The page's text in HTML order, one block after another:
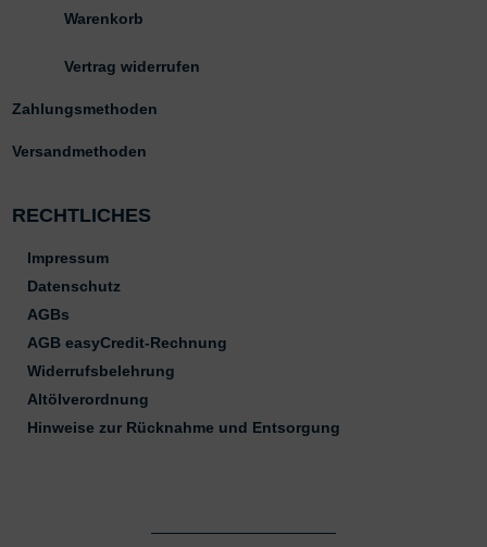
Warenkorb
Vertrag widerrufen
Zahlungsmethoden
Versandmethoden
RECHTLICHES
Impressum
Datenschutz
AGBs
AGB easyCredit-Rechnung
Widerrufsbelehrung
Altölverordnung
Hinweise zur Rücknahme und Entsorgung